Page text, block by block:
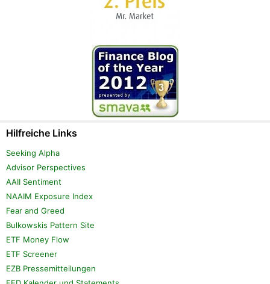
Hilfreiche Links
Seeking Alpha
Advisor Perspectives
AAII Sentiment
NAAIM Exposure Index
Fear and Greed
Bulkowskis Pattern Site
ETF Money Flow
ETF Screener
EZB Pressemitteilungen